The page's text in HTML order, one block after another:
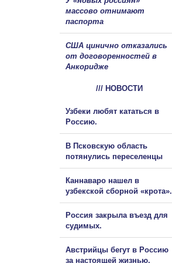
массово отнимают
паспорта
США цинично отказались
от договоренностей в
Анкоридже
/// НОВОСТИ
Узбеки любят кататься в
Россию.
В Псковскую область
потянулись переселенцы
Каннаваро нашел в
узбекской сборной «крота».
Россия закрыла въезд для
судимых.
Австрийцы бегут в Россию
за настоящей жизнью.